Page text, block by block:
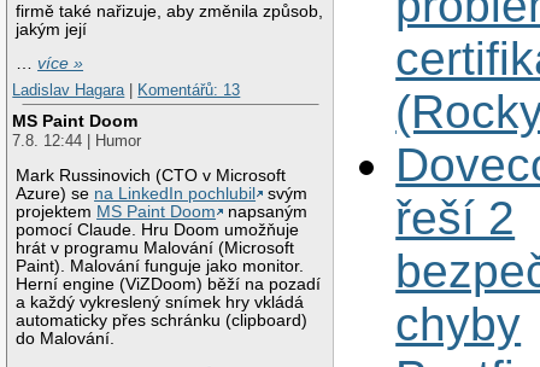
firmě také nařizuje, aby změnila způsob,
jakým její
…více »
Ladislav Hagara
Komentářů: 13
MS Paint Doom
7.8. 12:44 | Humor
Mark Russinovich (CTO v Microsoft
Azure) se na LinkedIn pochlubil
svým
projektem MS Paint Doom
napsaným
pomocí Claude. Hru Doom umožňuje
hrát v programu Malování (Microsoft
Paint). Malování funguje jako monitor.
Herní engine (ViZDoom) běží na pozadí
a každý vykreslený snímek hry vkládá
automaticky přes schránku (clipboard)
do Malování.
řeší 2
chyby